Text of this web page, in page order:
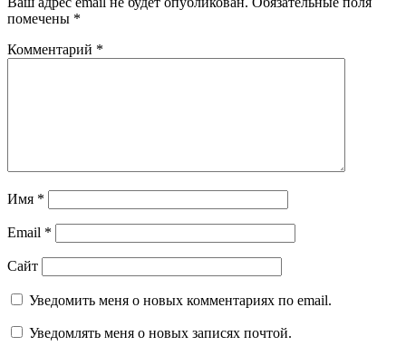
помечены *
Комментарий *
Имя *
Email *
Сайт
Уведомить меня о новых комментариях по email.
Уведомлять меня о новых записях почтой.